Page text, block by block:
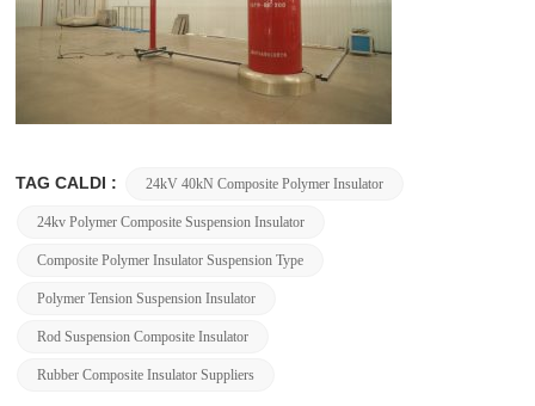
TAG CALDI : 24kV 40kN Composite Polymer Insulator
24kv Polymer Composite Suspension Insulator
Composite Polymer Insulator Suspension Type
Polymer Tension Suspension Insulator
Rod Suspension Composite Insulator
Rubber Composite Insulator Suppliers